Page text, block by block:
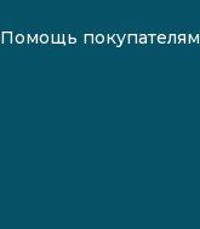
Помощь покупателям